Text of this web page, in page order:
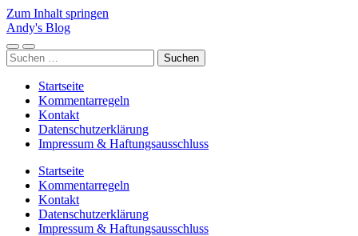
Zum Inhalt springen
Andy's Blog
Mobile-
Menü
Suchfeld
ein-/ausblenden
Suchen
nach:
Startseite
Kommentarregeln
Kontakt
Datenschutzerklärung
Impressum & Haftungsausschluss
Startseite
Kommentarregeln
Kontakt
Datenschutzerklärung
Impressum & Haftungsausschluss